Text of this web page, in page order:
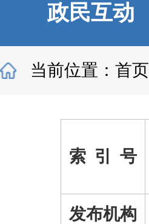
政民互动
当前位置： 首页
索 引 号
发布机构